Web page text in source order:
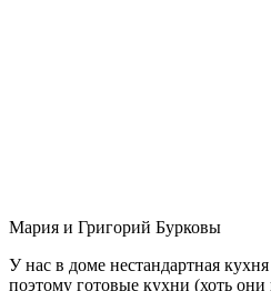
Мария и Григорий Бурковы
У нас в доме нестандартная
поэтому готовые кухни (хоть